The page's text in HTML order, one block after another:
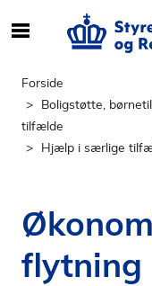
e
t
n
h
Forside
Boligstøtte,
tilfælde
Hjælp i særlige
flytning